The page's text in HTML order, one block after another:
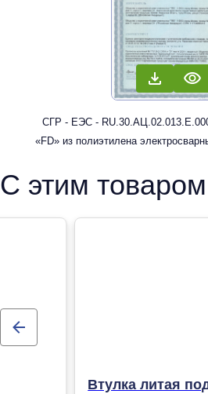
СГР - ЕЭС -
«FD» из полиэтилена
С этим
Втулка литая